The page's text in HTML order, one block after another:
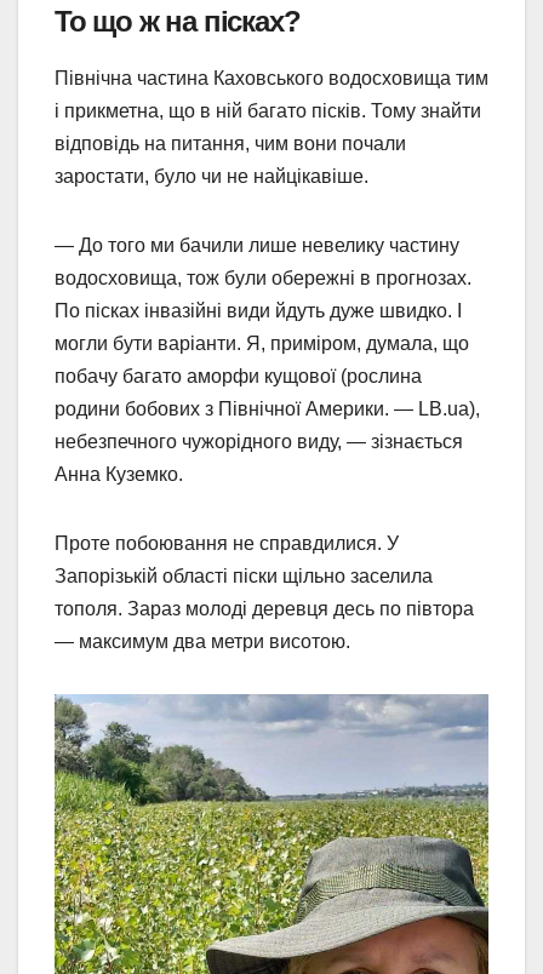
То що ж на пісках?
Північна частина Каховського водосховища тим
і прикметна, що в ній багато пісків. Тому знайти
відповідь на питання, чим вони почали
заростати, було чи не найцікавіше.
— До того ми бачили лише невелику частину
водосховища, тож були обережні в прогнозах.
По пісках інвазійні види йдуть дуже швидко. І
могли бути варіанти. Я, приміром, думала, що
побачу багато аморфи кущової (рослина
родини бобових з Північної Америки. — LB.ua),
небезпечного чужорідного виду, — зізнається
Анна Куземко.
Проте побоювання не справдилися. У
Запорізькій області піски щільно заселила
тополя. Зараз молоді деревця десь по півтора
— максимум два метри висотою.